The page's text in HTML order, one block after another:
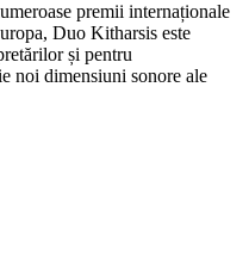
premii internaționale
Duo Kitharsis este
și pentru
noi dimensiuni sonore ale